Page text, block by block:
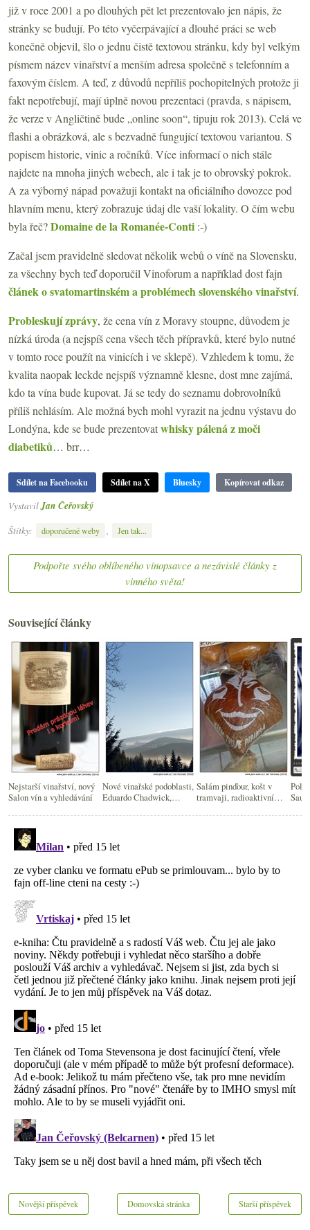
již v roce 2001 a po dlouhých pět let prezentovalo jen nápis, že
stránky se budují. Po této vyčerpávající a dlouhé práci se web
konečně objevil, šlo o jednu čistě textovou stránku, kdy byl velkým
písmem název vinařství a menším adresa společně s telefonním a
faxovým číslem. A teď, z důvodů nepříliš pochopitelných protože ji
fakt nepotřebují, mají úplně novou prezentaci (pravda, s nápisem,
že verze v Angličtině bude „online soon“, tipuju rok 2013). Celá ve
flashi a obrázková, ale s bezvadně fungující textovou variantou. S
popisem historie, vinic a ročníků. Více informací o nich stále
najdete na mnoha jiných webech, ale i tak je to obrovský pokrok.
A za výborný nápad považuji kontakt na oficiálního dovozce pod
hlavním menu, který zobrazuje údaj dle vaší lokality. O čím webu
byla řeč?Domaine de la Romanée-Conti :-)
Začal jsem pravidelně sledovat několik webů o víně na Slovensku,
za všechny bych teď doporučil Vinoforum a například dost fajn
článek o svatomartinském a problémech slovenského vinařství.
Probleskují zprávy, že cena vín z Moravy stoupne, důvodem je
nízká úroda (a nejspíš cena všech těch přípravků, které bylo nutné
v tomto roce použít na vinicích i ve sklepě). Vzhledem k tomu, že
kvalita naopak leckde nejspíš významně klesne, dost mne zajímá,
kdo ta vína bude kupovat. Já se tedy do seznamu dobrovolníků
příliš nehlásím. Ale možná bych mohl vyrazit na jednu výstavu do
Londýna, kde se bude prezentovatwhisky pálená z moči
diabetiků… brr…
Sdílet na Facebooku Sdílet na X Bluesky Kopírovat odkaz
Vystavil Jan Čeřovský
Štítky:
doporučené weby , Jen tak...
Podpořte svého oblíbeného vínopsavce a nezávislé články z
vinného světa!
Související články
Nejstarší vinařství, nový
Salon vín a vyhledávání
Nové vinařské podoblasti,
Eduardo Chadwick,
Salám pinďour, košt v
tramvaji, radioaktivní
blog
Novější příspěvek Starší příspěvek
Domovská stránka